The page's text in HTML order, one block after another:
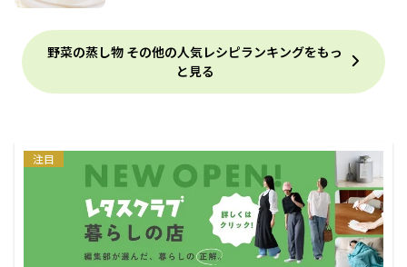
野菜の蒸し物 その他の人気レシピランキングをもっ
と見る
注目